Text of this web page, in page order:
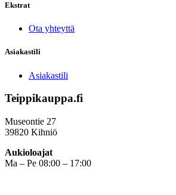
Ekstrat
Ota yhteyttä
Asiakastili
Asiakastili
Teippikauppa.fi
Museontie 27
39820 Kihniö
Aukioloajat
Ma – Pe 08:00 – 17:00